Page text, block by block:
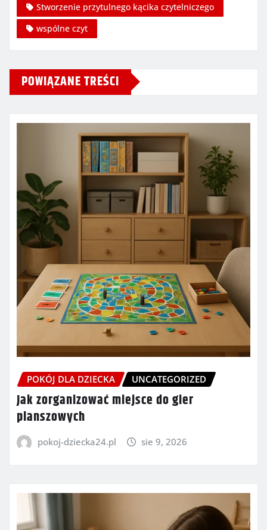
Stworzenie przytulnego kącika czytelniczego
wspólne czyt
POWIĄZANE TREŚCI
POKÓJ DLA DZIECKA UNCATEGORIZED
Jak zorganizować miejsce do gier
planszowych
pokoj-dziecka24.pl sie 9, 2026